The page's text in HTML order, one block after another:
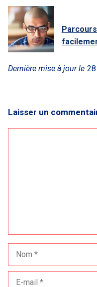
Dernière mise à jour le
Laisser un
Nom